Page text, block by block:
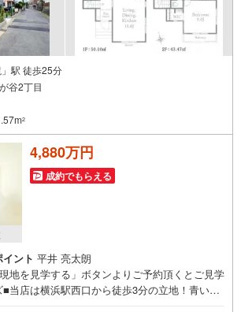
駅 徒歩25分
谷2丁目
2
4,880万円
成約でもらえる
ント 平井 亮太朗
地を見学する」ボタンよりご予約頂くとご見学
当店は横浜駅西口から徒歩3分の立地！青い看